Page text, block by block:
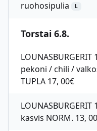
ruohosipulia L
Torstai 6.8.
pekoni / chili /
TUPLA 17, 00€
kasvis NORM. 13,